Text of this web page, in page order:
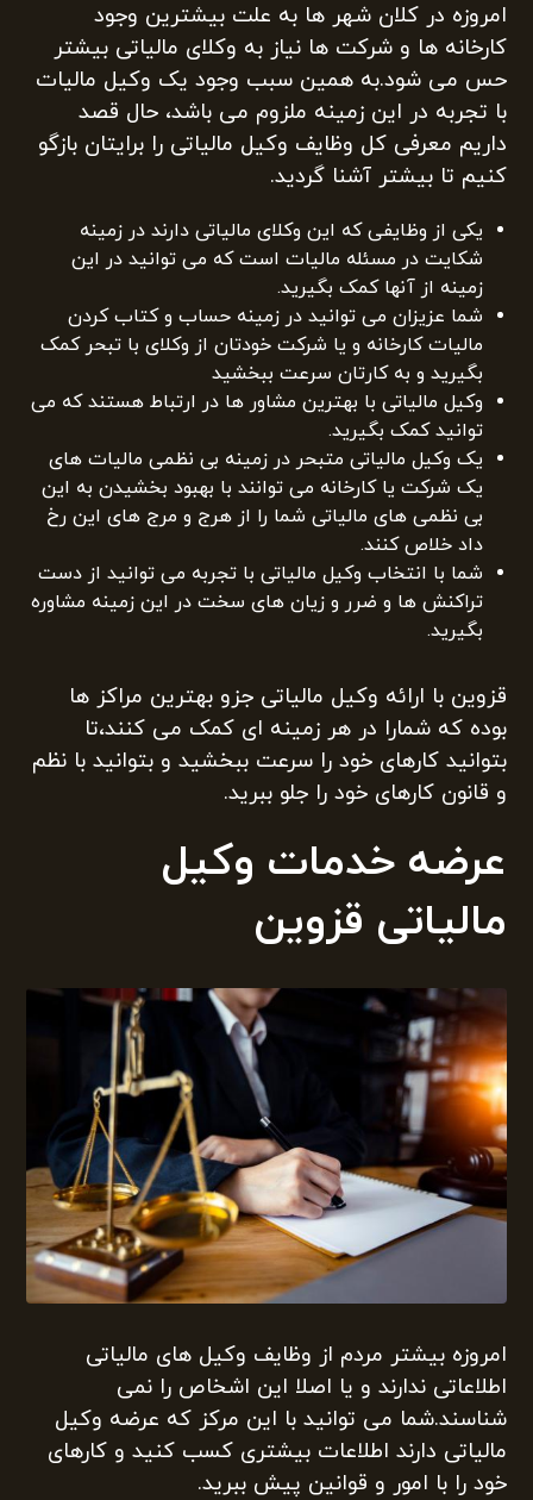
امروزه در کلان شهر ها به علت بیشترین وجود
کارخانه ها و شرکت ها نیاز به وکلای مالیاتی بیشتر
حس می شود.به همین سبب وجود یک وکیل مالیات
با تجربه در این زمینه ملزوم می باشد، حال قصد
داریم معرفی کل وظایف وکیل مالیاتی را برایتان بازگو
کنیم تا بیشتر آشنا گردید.
یکی از وظایفی که این وکلای مالیاتی دارند در زمینه
شکایت در مسئله مالیات است که می توانید در این
زمینه از آنها کمک بگیرید.
شما عزیزان می توانید در زمینه حساب و کتاب کردن
مالیات کارخانه و یا شرکت خودتان از وکلای با تبحر کمک
بگیرید و به کارتان سرعت ببخشید
وکیل مالیاتی با بهترین مشاور ها در ارتباط هستند که می
توانید کمک بگیرید.
یک وکیل مالیاتی متبحر در زمینه بی نظمی مالیات های
یک شرکت یا کارخانه می توانند با بهبود بخشیدن به این
بی نظمی های مالیاتی شما را از هرج و مرج های این رخ
داد خلاص کنند.
شما با انتخاب وکیل مالیاتی با تجربه می توانید از دست
تراکنش ها و ضرر و زیان های سخت در این زمینه مشاوره
بگیرید.
قزوین با ارائه وکیل مالیاتی جزو بهترین مراکز ها
بوده که شمارا در هر زمینه ای کمک می کنند،تا
بتوانید کارهای خود را سرعت ببخشید و بتوانید با نظم
و قانون کارهای خود را جلو ببرید.
عرضه خدمات وکیل
مالیاتی قزوین
امروزه بیشتر مردم از وظایف وکیل های مالیاتی
اطلاعاتی ندارند و یا اصلا این اشخاص را نمی
شناسند.شما می توانید با این مرکز که عرضه وکیل
مالیاتی دارند اطلاعات بیشتری کسب کنید و کارهای
خود را با امور و قوانین پیش ببرید.